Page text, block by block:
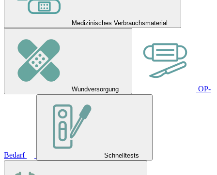
Medizinisches Verbrauchsmaterial
Wundversorgung OP-
Bedarf Schnelltests